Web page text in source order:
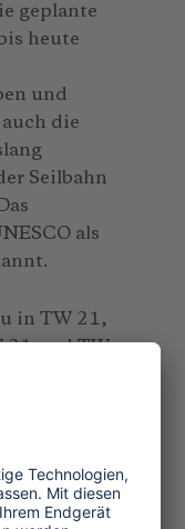
geplante
heute
und
die
Seilbahn
als
in TW 21,
31 und TW
Juni